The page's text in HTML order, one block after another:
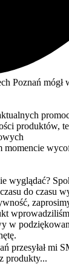
Poznań mógł
produktów,
momencie
wyglądać?
do czasu
w
przesyłał mi
produkty...